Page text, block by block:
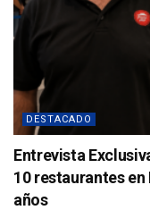
DESTACADO
Entrevista
10 restaurantes
años